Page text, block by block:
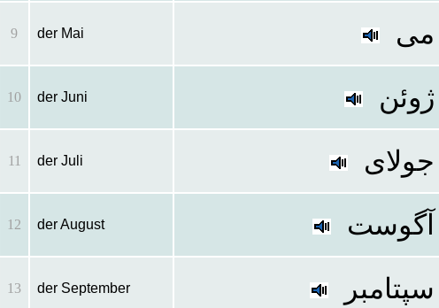
9 der Mai می
10 der Juni ژوئن
11 der Juli جولای
12 der August آگوست
13 der September سپتامبر